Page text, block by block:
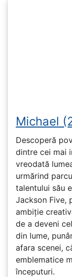
Michael
Descoperă
dintre cei mai
vreodată
urmărind
talentului său
Jackson Five,
ambiție
de a deveni
din lume,
afara scenei,
emblematice
începuturi.